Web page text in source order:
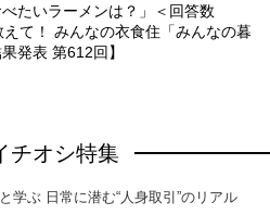
べたいラーメンは？」＜回答数
て！ みんなの衣食住「みんなの暮
発表 第612回】
チオシ特集
学ぶ 日常に潜む“人身取引”のリアル